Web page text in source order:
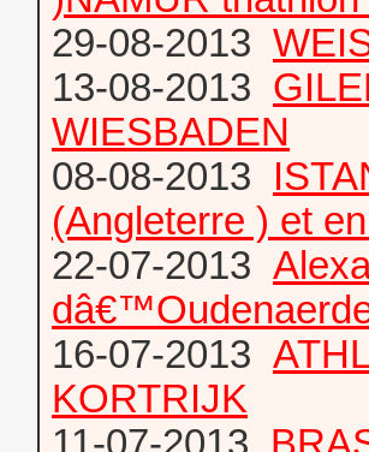
29-08-2013
13-08-2013
WIESBADEN
08-08-2013
(Angleterre ) et
22-07-2013
16-07-2013
KORTRIJK